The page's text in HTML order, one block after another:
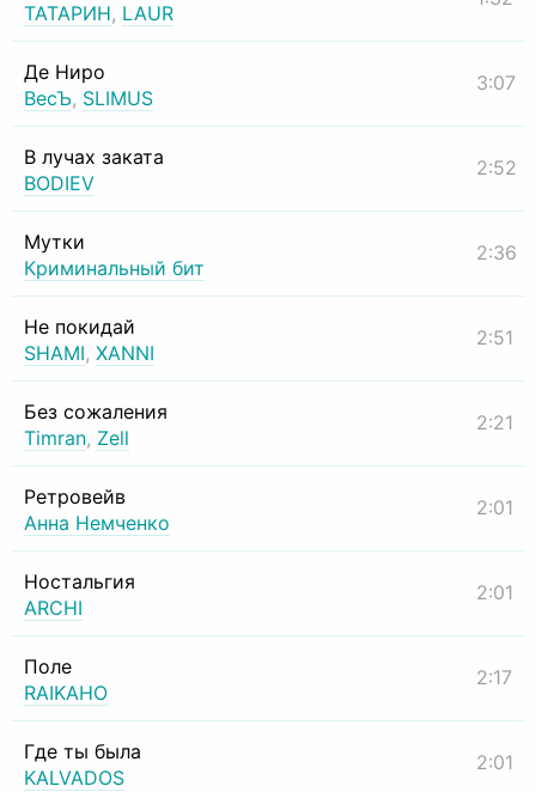
ТАТАРИН, LAUR
Де Ниро
ВесЪ, SLIMUS
3:07
В лучах заката
BODIEV
2:52
Мутки
Криминальный бит
2:36
Не покидай
SHAMI, XANNI
2:51
Без сожаления
Timran, Zell
2:21
Ретровейв
Анна Немченко
2:01
Ностальгия
ARCHI
2:01
Поле
RAIKAHO
2:17
Где ты была
KALVADOS
2:01